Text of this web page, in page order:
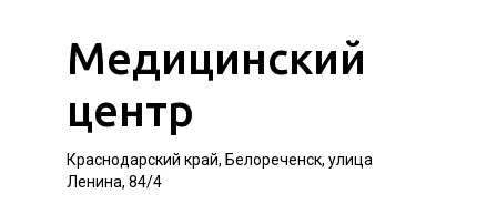
Медицинский
центр
Краснодарский край, Белореченск, улица
Ленина, 84/4